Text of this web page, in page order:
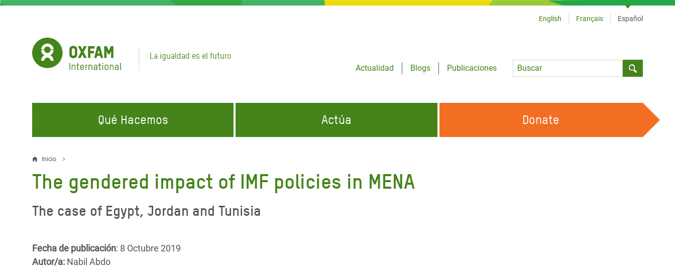
Pasar
La igualdad es el futuro
Actualidad
Blogs
Publicaciones
Language
English Français Español
Qué Hacemos
EN QUÉ TRABAJAMOS
Agua y Servicios de
Saneamiento
Alimentación, Crisis Climática,
Conflictos y Desastres
Desigualdad Extrema y
Gaza Crisis Appeal
Líbano
CONÓCENOS
Actúa
ÚNETE A NUESTRAS CAMPAÑAS
Climate Justice
Únete a Nuestra Comunidad para
Erradiquemos el Sufrimiento Humano que
se Oculta tras los Alimentos
Donate
enlaces
de
a
Inicio
The gendered impact of IMF policies in MENA
The case of Egypt, Jordan and Tunisia
Fecha de publicación: 8 Octubre 2019
Autor/a: Nabil Abdo